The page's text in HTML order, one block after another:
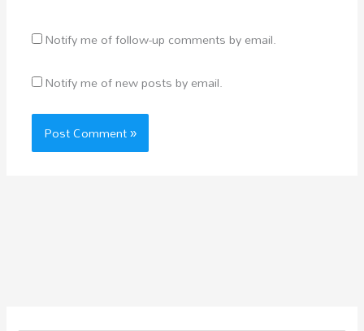
Notify me of follow-up comments by email.
Notify me of new posts by email.